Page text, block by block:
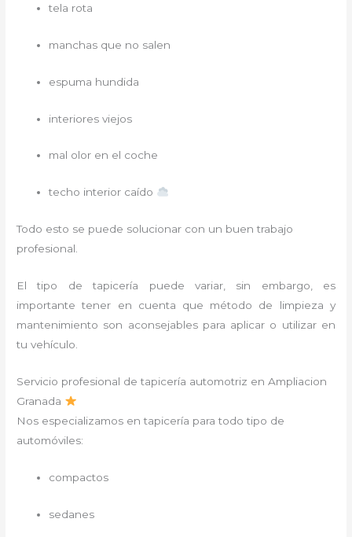
tela rota
manchas que no salen
espuma hundida
interiores viejos
mal olor en el coche
techo interior caído
Todo esto se puede solucionar con un buen trabajo
profesional.
El tipo de tapicería puede variar, sin embargo, es
importante tener en cuenta que método de limpieza y
mantenimiento son aconsejables para aplicar o utilizar en
tu vehículo.
Servicio profesional de tapicería automotriz en Ampliacion
Granada
Nos especializamos en tapicería para todo tipo de
automóviles:
compactos
sedanes